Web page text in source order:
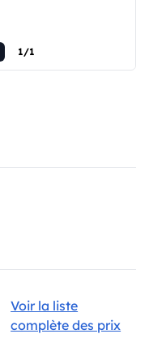
1/1
Voir la liste
complète des prix